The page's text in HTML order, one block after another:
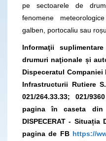
pe sectoarele de
fenomene
galben, portocaliu sau roșu.
Informaţii
drumuri naţionale și
Dispeceratul
Infrastructurii Rutiere
021/264.33.33; 021/
pagina în caseta din
DISPECERAT -
pagina de FB https://